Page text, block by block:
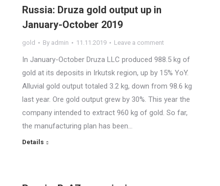
Russia: Druza gold output up in
January-October 2019
gold By admin 11.11.2019 Leave a comment
In January-October Druza LLC produced 988.5 kg of
gold at its deposits in Irkutsk region, up by 15% YoY.
Alluvial gold output totaled 3.2 kg, down from 98.6 kg
last year. Ore gold output grew by 30%. This year the
company intended to extract 960 kg of gold. So far,
the manufacturing plan has been…
Details